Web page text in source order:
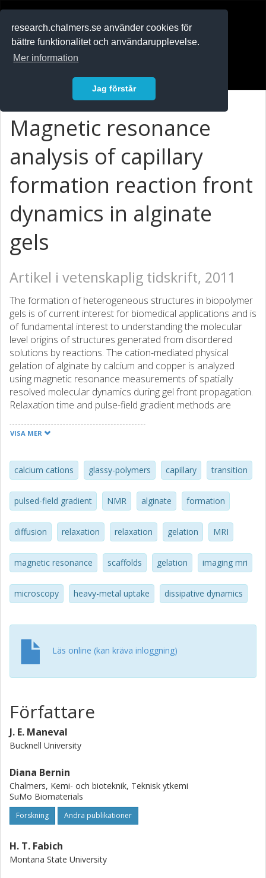
research.chalmers.se använder cookies för
bättre funktionalitet och användarupplevelse.
Mer information
Jag förstår
Magnetic resonance
analysis of capillary
formation reaction front
dynamics in alginate
gels
Artikel i vetenskaplig tidskrift, 2011
The formation of heterogeneous structures in biopolymer
gels is of current interest for biomedical applications and is
of fundamental interest to understanding the molecular
level origins of structures generated from disordered
solutions by reactions. The cation-mediated physical
gelation of alginate by calcium and copper is analyzed
using magnetic resonance measurements of spatially
resolved molecular dynamics during gel front propagation.
Relaxation time and pulse-field gradient methods are
molecular translational dynamics. The formation of
VISA MER
calcium cations glassy-polymers capillary transition
pulsed-field gradient NMR alginate formation
diffusion relaxation relaxation gelation MRI
magnetic resonance scaffolds gelation imaging mri
microscopy heavy-metal uptake dissipative dynamics
Läs online (kan kräva inloggning)
Författare
J. E. Maneval
Bucknell University
Diana Bernin
Chalmers, Kemi- och bioteknik, Teknisk ytkemi
SuMo Biomaterials
Forskning Andra publikationer
H. T. Fabich
Montana State University